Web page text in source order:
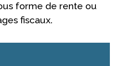
forme de rente ou
fiscaux.